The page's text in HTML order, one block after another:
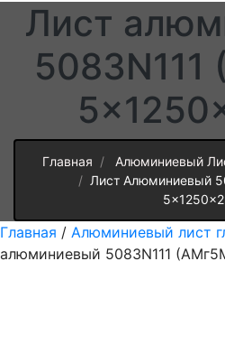
Лист
Главная
Алюминиевый
Лист Алюминиевый
Главная / Алюминиевый лист
алюминиевый 5083N111